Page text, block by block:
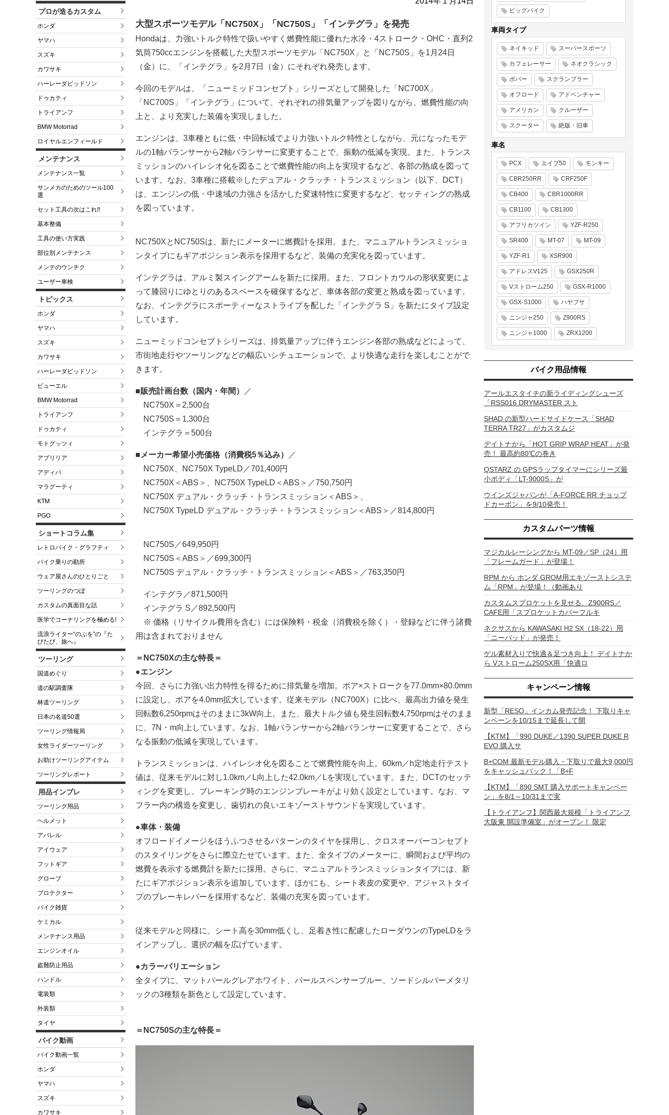
プロが造るカスタム
ホンダ
ヤマハ
スズキ
カワサキ
ハーレーダビッドソン
ドゥカティ
トライアンフ
BMW Motorrad
ロイヤルエンフィールド
メンテナンス
メンテナンス一覧
サンメカのためのツール100
選
セット工具の次はこれ!!
基本整備
工具の使い方実践
部位別メンテナンス
メンテのウンチク
ユーザー車検
トピックス
ホンダ
ヤマハ
スズキ
カワサキ
ハーレーダビッドソン
ビューエル
BMW Motorrad
トライアンフ
ドゥカティ
モトグッツィ
アプリリア
アディバ
マラグーティ
KTM
PGO
ショートコラム集
レトロバイク・グラフティ
バイク乗りの勘所
ウェア屋さんのひとりごと
ツーリングのつぼ
カスタムの真面目な話
医学でコーナリングを極める!
流浪ライター“のぶを”の『た
びたび、旅へ』
ツーリング
国道めぐり
道の駅調査隊
林道ツーリング
日本の名道50選
ツーリング情報局
女性ライダーツーリング
お助けツーリングアイテム
ツーリングレポート
用品インプレ
ツーリング用品
ヘルメット
アパレル
アイウェア
フットギア
グローブ
プロテクター
バイク雑貨
ケミカル
メンテナンス用品
エンジンオイル
盗難防止用品
ハンドル
電装類
外装類
タイヤ
バイク動画
バイク動画一覧
ホンダ
ヤマハ
スズキ
カワサキ
大型スポーツモデル「NC750X」「NC750S」「インテグラ」を発売
Hondaは、力強いトルク特性で扱いやすく燃費性能に優れた水冷・4ストローク・OHC・直列2
気筒750ccエンジンを搭載した大型スポーツモデル「NC750X」と「NC750S」を1月24日
（金）に、「インテグラ」を2月7日（金）にそれぞれ発売します。
今回のモデルは、「ニューミッドコンセプト」シリーズとして開発した「NC700X」
「NC700S」「インテグラ」について、それぞれの排気量アップを図りながら、燃費性能の向
上と、より充実した装備を実現しました。
エンジンは、3車種ともに低・中回転域でより力強いトルク特性としながら、元になったモデ
ルの1軸バランサーから2軸バランサーに変更することで、振動の低減を実現。また、トランス
ミッションのハイレシオ化を図ることで燃費性能の向上を実現するなど、各部の熟成を図って
います。なお、3車種に搭載※したデュアル・クラッチ・トランスミッション（以下、DCT）
は、エンジンの低・中速域の力強さを活かした変速特性に変更するなど、セッティングの熟成
を図っています。
NC750XとNC750Sは、新たにメーターに燃費計を採用。また、マニュアルトランスミッショ
ンタイプにもギアポジション表示を採用するなど、装備の充実化を図っています。
インテグラは、アルミ製スイングアームを新たに採用。また、フロントカウルの形状変更によ
って膝回りにゆとりのあるスペースを確保するなど、車体各部の変更と熟成を図っています。
なお、インテグラにスポーティーなストライプを配した「インテグラ S」を新たにタイプ設定
しています。
ニューミッドコンセプトシリーズは、排気量アップに伴うエンジン各部の熟成などによって、
市街地走行やツーリングなどの幅広いシチュエーションで、より快適な走行を楽しむことがで
きます。
■販売計画台数（国内・年間）
／
NC750X＝2,500台
NC750S＝1,300台
インテグラ＝500台
■メーカー希望小売価格（消費税5％込み）
／
NC750X、NC750X TypeLD／701,400円
NC750X＜ABS＞、NC750X TypeLD＜ABS＞／750,750円
NC750X デュアル・クラッチ・トランスミッション＜ABS＞、
NC750X TypeLD デュアル・クラッチ・トランスミッション＜ABS＞／814,800円
NC750S／649,950円
NC750S＜ABS＞／699,300円
NC750S デュアル・クラッチ・トランスミッション＜ABS＞／763,350円
インテグラ／871,500円
インテグラ S／892,500円
※ 価格（リサイクル費用を含む）には保険料・税金（消費税を除く）・登録などに伴う諸費
用は含まれておりません
＝NC750Xの主な特長＝
●エンジン
今回、さらに力強い出力特性を得るために排気量を増加。ボア×ストロークを77.0mm×80.0mm
に設定し、ボアを4.0mm拡大しています。従来モデル（NC700X）に比べ、最高出力値を発生
回転数6,250rpmはそのままに3kW向上。また、最大トルク値も発生回転数4,750rpmはそのまま
に、7N・m向上しています。なお、1軸バランサーから2軸バランサーに変更することで、さら
なる振動の低減を実現しています。
トランスミッションは、ハイレシオ化を図ることで燃費性能を向上。60km／h定地走行テスト
値は、従来モデルに対し1.0km／L向上した42.0km／Lを実現しています。また、DCTのセッテ
ィングを変更し、ブレーキング時のエンジンブレーキがより効く設定としています。なお、マ
フラー内の構造を変更し、歯切れの良いエキゾーストサウンドを実現しています。
●車体・装備
オフロードイメージをほうふつさせるパターンのタイヤを採用し、クロスオーバーコンセプト
のスタイリングをさらに際立たせています。また、全タイプのメーターに、瞬間および平均の
燃費を表示する燃費計を新たに採用。さらに、マニュアルトランスミッションタイプには、新
たにギアポジション表示を追加しています。ほかにも、シート表皮の変更や、アジャストタイ
プのブレーキレバーを採用するなど、装備の充実を図っています。
従来モデルと同様に、シート高を30mm低くし、足着き性に配慮したローダウンのTypeLDをラ
インアップし、選択の幅を広げています。
●カラーバリエーション
全タイプに、マットパールグレアホワイト、パールスペンサーブルー、ソードシルバーメタリ
ックの3種類を新色として設定しています。
＝NC750Sの主な特長＝
ビッグバイク
車両タイプ
ネイキッド スーパースポーツ
カフェレーサー ネオクラシック
ボバー スクランブラー
オフロード アドベンチャー
アメリカン クルーザー
スクーター 絶版・旧車
車名
PCX エイプ50 モンキー
CBR250RR CRF250F
CB400 CBR1000RR
CB1100 CB1300
アフリカツイン YZF-R250
SR400 MT-07 MT-09
YZF-R1 XSR900
アドレスV125 GSX250R
Vストローム250 GSX-R1000
GSX-S1000 ハヤブサ
ニンジャ250 Z900RS
ニンジャ1000 ZRX1200
バイク用品情報
アールエスタイチの新ライディングシューズ
「RSS016 DRYMASTER スト
SHAD の新型ハードサイドケース「SHAD
TERRA TR27」がカスタムジ
デイトナから「HOT GRIP WRAP HEAT」が発
売！ 最高約80℃の巻き
QSTARZ の GPSラップタイマーにシリーズ最
小ボディ「LT-9000S」が
ウインズジャパンが「A-FORCE RR チョップ
ドカーボン」を9/10発売！
カスタムパーツ情報
マジカルレーシングから MT-09／SP（24）用
「フレームガード」が登場！
RPM から ホンダ GROM用エキゾーストシステ
ム「RPM」が登場！（動画あり
カスタムスプロケットを見せる、Z900RS／
CAFE用「スプロケットカバーフルキ
ネクサスから KAWASAKI H2 SX（18-22）用
「ニーパッド」が発売！
ゲル素材入りで快適＆足つき向上！ デイトナか
ら Vストローム250SX用「快適ロ
キャンペーン情報
新型「RESO」インカム発売記念！ 下取りキャ
ンペーンを10/15まで延長して開
【KTM】「990 DUKE／1390 SUPER DUKE R
EVO 購入サ
B+COM 最新モデル購入・下取りで最大9,000円
をキャッシュバック！「B+F
【KTM】「890 SMT 購入サポートキャンペー
ン」を8/1～10/31まで実
【トライアンフ】関西最大規模「トライアンフ
大阪東 開設準備室」がオープン！ 限定